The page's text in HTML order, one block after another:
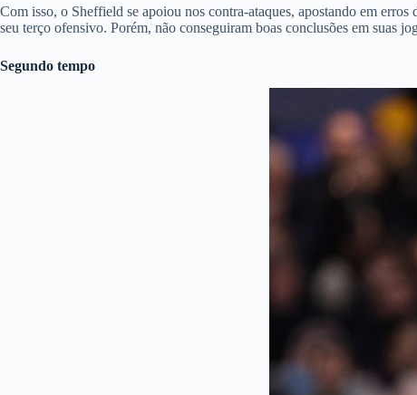
Com isso, o Sheffield se apoiou nos contra-ataques, apostando em
seu terço ofensivo. Porém, não conseguiram boas conclusões em suas
Segundo tempo